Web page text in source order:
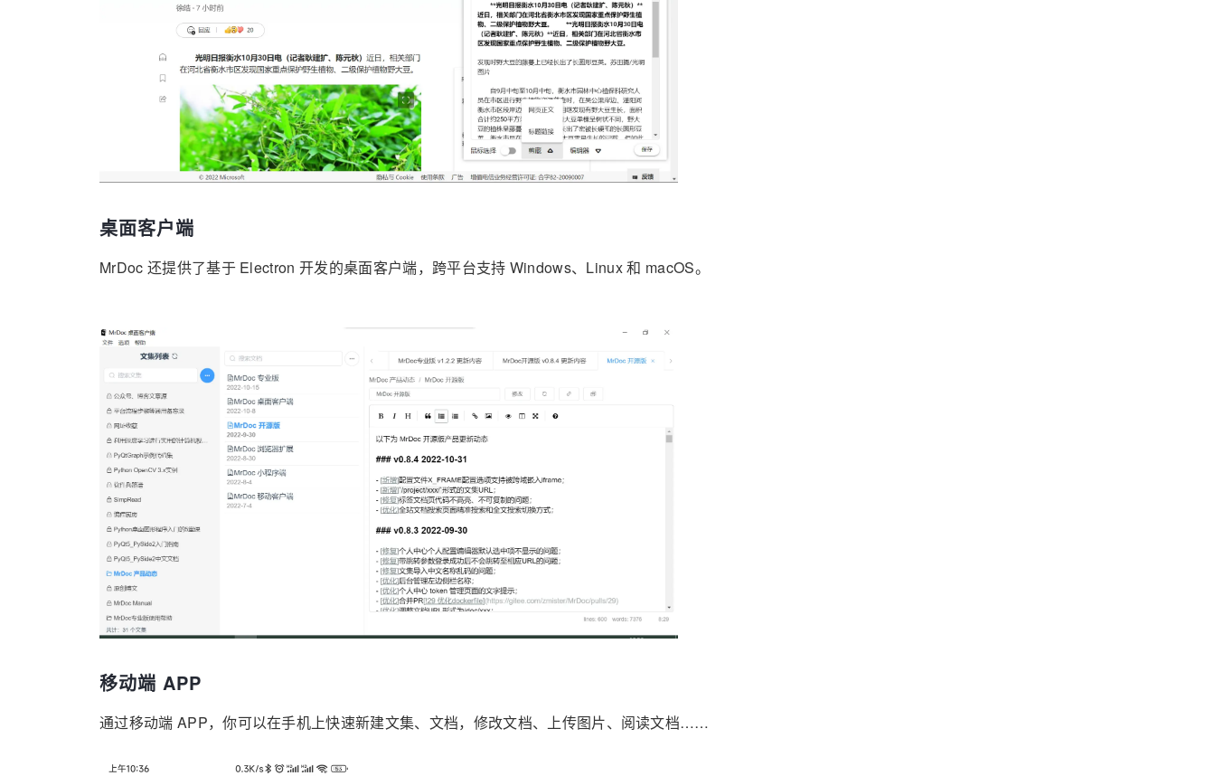
桌面客户端
MrDoc 还提供了基于 Electron 开发的桌面客户端，跨平台支持 Windows、Linux 和 macOS。
移动端 APP
通过移动端 APP，你可以在手机上快速新建文集、文档，修改文档、上传图片、阅读文档……